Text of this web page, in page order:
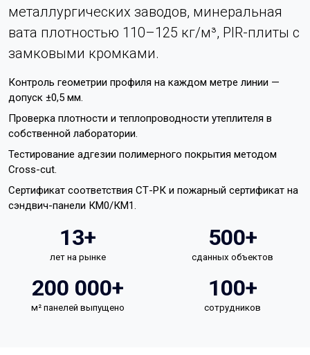
металлургических заводов, минеральная
вата плотностью 110–125 кг/м³, PIR-плиты с
замковыми кромками.
Контроль геометрии профиля на каждом метре линии —
допуск ±0,5 мм.
Проверка плотности и теплопроводности утеплителя в
собственной лаборатории.
Тестирование адгезии полимерного покрытия методом
Cross-cut.
Сертификат соответствия СТ-РК и пожарный сертификат на
сэндвич-панели КМ0/КМ1.
13+
лет на рынке
500+
сданных объектов
200 000+
м² панелей выпущено
100+
сотрудников